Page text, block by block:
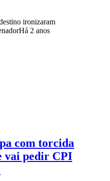
ironizaram
Há 2 anos
com torcida
vai pedir CPI